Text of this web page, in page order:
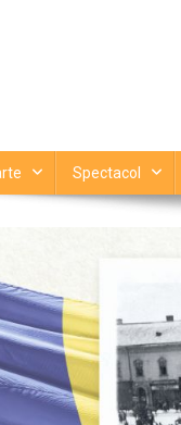
Spectacol